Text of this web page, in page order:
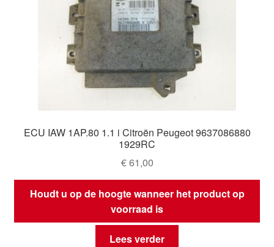
ECU IAW 1AP.80 1.1 i Citroën Peugeot 9637086880
1929RC
€61,00
Houdt u op de hoogte wanneer het product op
voorraad is
Lees verder